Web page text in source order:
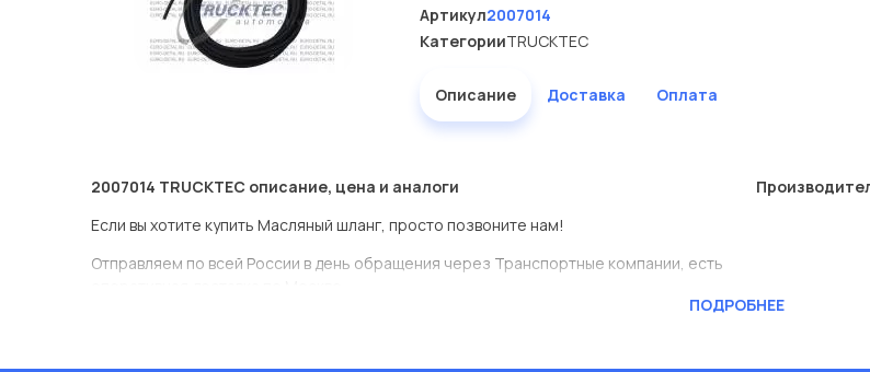
Артикул2007014
КатегорииTRUCKTEC
Описание Доставка Оплата
2007014 TRUCKTEC описание, цена и аналоги
Если вы хотите купить Масляный шланг, просто позвоните нам!
Отправляем по всей России в день обращения через Транспортные компании, есть
ПОДРОБНЕЕ